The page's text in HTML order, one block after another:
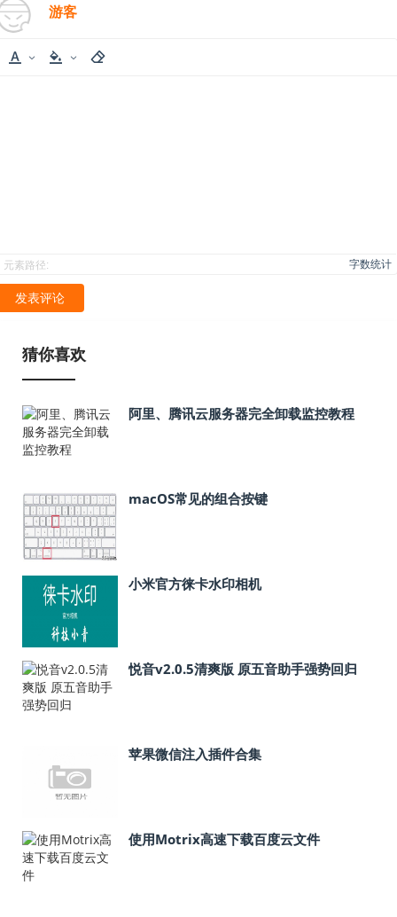
游客
元素路径: 字数统计
发表评论
猜你喜欢
阿里、腾讯云服务器完全卸载监控教程
macOS常见的组合按键
小米官方徕卡水印相机
悦音v2.0.5清爽版 原五音助手强势回归
苹果微信注入插件合集
使用Motrix高速下载百度云文件